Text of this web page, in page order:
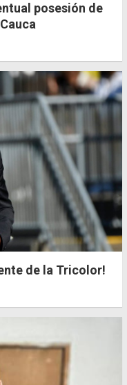
posesión de
de la Tricolor!